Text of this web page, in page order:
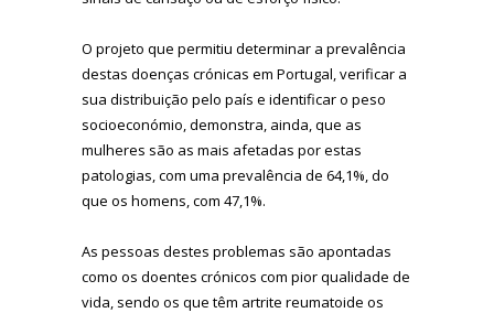
O projeto que permitiu determinar a prevalência
destas doenças crónicas em Portugal, verificar a
sua distribuição pelo país e identificar o peso
socioeconómio, demonstra, ainda, que as
mulheres são as mais afetadas por estas
patologias, com uma prevalência de 64,1%, do
que os homens, com 47,1%.
As pessoas destes problemas são apontadas
como os doentes crónicos com pior qualidade de
vida, sendo os que têm artrite reumatoide os